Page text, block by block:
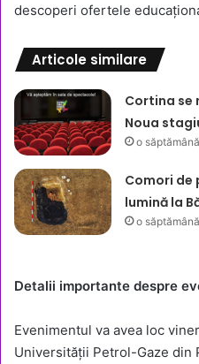
descoperi ofertele
Articole similare
Cortina se
Noua
o
Comori de
lumină la
o
Detalii importante despre
Evenimentul va avea loc
Universității Petrol-Gaze